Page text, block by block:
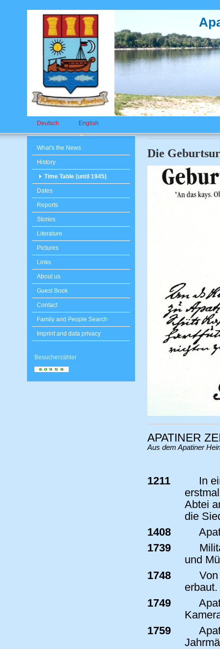
Deutsch English
What's the News
History
Time Table (until 1945)
Dates
Reports
Stories
Literature
Pictures
Links
About us
Guest Book
Contact
Family and People Search
Imprint and data privacy
Besucherzähler
Die
APATINER
Aus dem Apatiner
1211
In
Abtei
die
1408
1739
und
1748
erbaut.
1749
1759